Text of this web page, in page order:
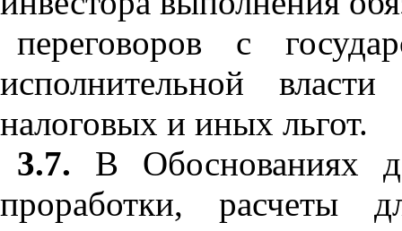
переговоров с
исполнительной
налоговых и иных льгот.
3.7. В Обоснованиях
проработки, расчеты